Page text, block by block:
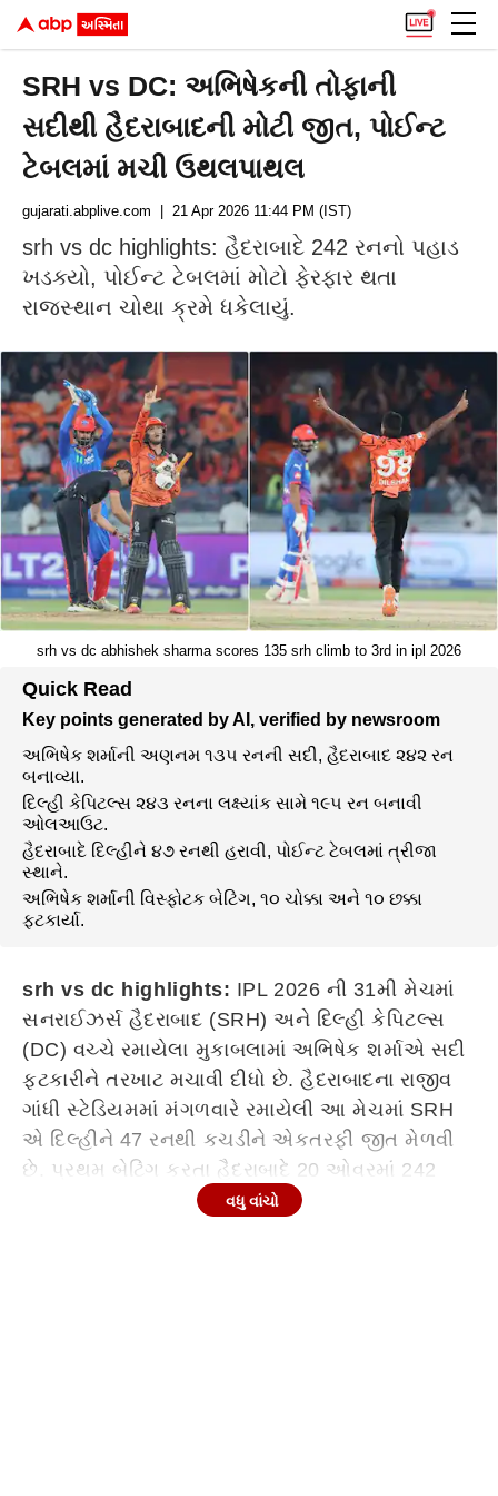
SRH vs DC: અભિષેકની તોફાની
સદીથી હૈદરાબાદની મોટી જીત, પોઈન્ટ
ટેબલમાં મચી ઉથલપાથલ
gujarati.abplive.com | 21 Apr 2026 11:44 PM (IST)
srh vs dc highlights: હૈદરાબાદે 242 રનનો પહાડ
ખડક્યો, પોઈન્ટ ટેબલમાં મોટો ફેરફાર થતા
રાજસ્થાન ચોથા ક્રમે ધકેલાયું.
srh vs dc abhishek sharma scores 135 srh climb to 3rd in ipl 2026
Quick Read
Key points generated by AI, verified by newsroom
અભિષેક શર્માની અણનમ ૧૩૫ રનની સદી, હૈદરાબાદ ૨૪૨ રન
બનાવ્યા.
દિલ્હી કેપિટલ્સ ૨૪૩ રનના લક્ષ્યાંક સામે ૧૯૫ રન બનાવી
ઓલઆઉટ.
હૈદરાબાદે દિલ્હીને ૪૭ રનથી હરાવી, પોઈન્ટ ટેબલમાં ત્રીજા
સ્થાને.
અભિષેક શર્માની વિસ્ફોટક બેટિંગ, ૧૦ ચોક્કા અને ૧૦ છક્કા
ફટકાર્યા.
srh vs dc highlights: IPL 2026 ની 31મી મેચમાં
સનરાઈઝર્સ હૈદરાબાદ (SRH) અને દિલ્હી કેપિટલ્સ
(DC) વચ્ચે રમાયેલા મુકાબલામાં અભિષેક શર્માએ સદી
ફટકારીને તરખાટ મચાવી દીધો છે. હૈદરાબાદના રાજીવ
ગાંધી સ્ટેડિયમમાં મંગળવારે રમાયેલી આ મેચમાં SRH
એ દિલ્હીને 47 રનથી કચડીને એકતરફી જીત મેળવી
છે. પ્રથમ બેટિંગ કરતા હૈદરાબાદે 20 ઓવરમાં 242
રનનો વિશાળ સ્કોર ઊભો કર્યો હતો, જેના જવાબમાં
વધુ વાંચો